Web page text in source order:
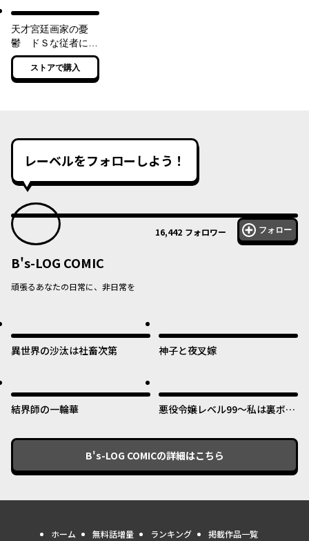
天才宮廷画家の憂
鬱 ドＳな従者に
『男装』がバレて脅
されています【電子
特典付き】
ストアで購入
レーベルをフォローしよう！
16,442 フォロワー フォロー
B's-LOG COMIC
頑張るあなたの日常に、非日常を
異世界の沙汰は社畜次第 神子と夜叉嫁
結界師の一輪華
悪役令嬢レベル99～私は裏ボス
B's-LOG COMICの詳細はこちら
ホーム 無料話増量 ランキング 掲載作品一覧